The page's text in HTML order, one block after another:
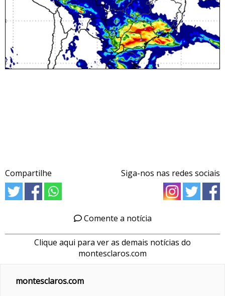
Compartilhe Siga-nos nas redes sociais
Comente a notícia
Clique aqui para ver as demais notícias do
montesclaros.com
montesclaros.com